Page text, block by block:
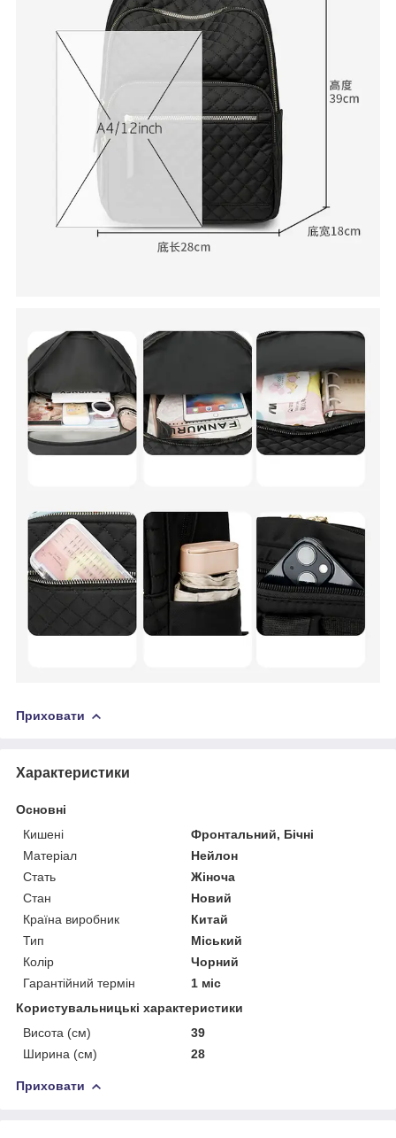
Приховати
Характеристики
Основні
Кишені
Фронтальний, Бічні
Матеріал
Нейлон
Стать
Жіноча
Стан
Новий
Країна виробник
Китай
Тип
Міський
Колір
Чорний
Гарантійний термін
1 міс
Користувальницькі характеристики
Висота (см)
39
Ширина (см)
28
Приховати